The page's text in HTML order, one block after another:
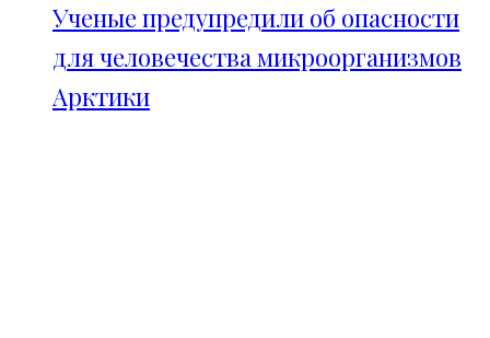
Ученые предупредили об опасности
для человечества микроорганизмов
Арктики